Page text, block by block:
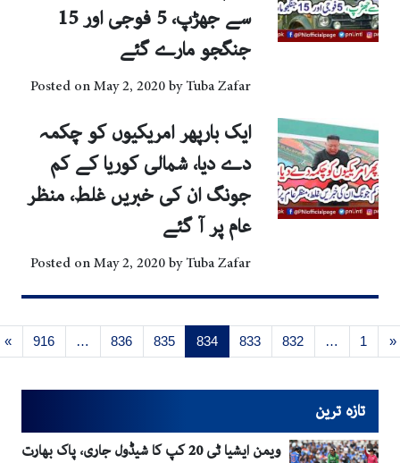
سے جھڑپ، 5 فوجی اور 15
جنگجو مارے گئے
Posted onMay 2, 2020byTuba Zafar
ایک بارپھر امریکیوں کو چکمہ
دے دیا، شمالی کوریا کے کم
جونگ ان کی خبریں غلط، منظر
عام پر آ گئے
Posted onMay 2, 2020byTuba Zafar
…
832
833
834
835
836
…
916
»
تازہ ترین
ویمن ایشیا ٹی 20 کپ کا شیڈول جاری، پاک بھارت